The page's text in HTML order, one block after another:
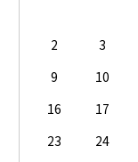
2
3
9
10
16
17
23
24